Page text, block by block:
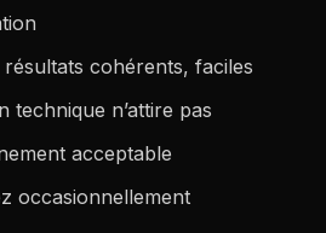
cohérents, faciles
technique n’attire pas
acceptable
occasionnellement